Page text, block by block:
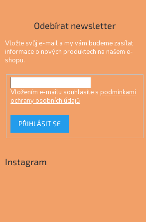
Odebírat newsletter
Vložte svůj e-mail a my vám budeme zasílat
informace o nových produktech na našem e-
shopu.
Vložením e-mailu souhlasíte s podmínkami
ochrany osobních údajů
PŘIHLÁSIT SE
Instagram